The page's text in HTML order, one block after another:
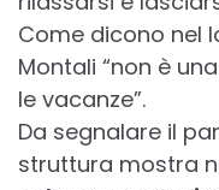
Come dicono nel
Montali “non è
le vacanze”.
Da segnalare il
struttura mostra